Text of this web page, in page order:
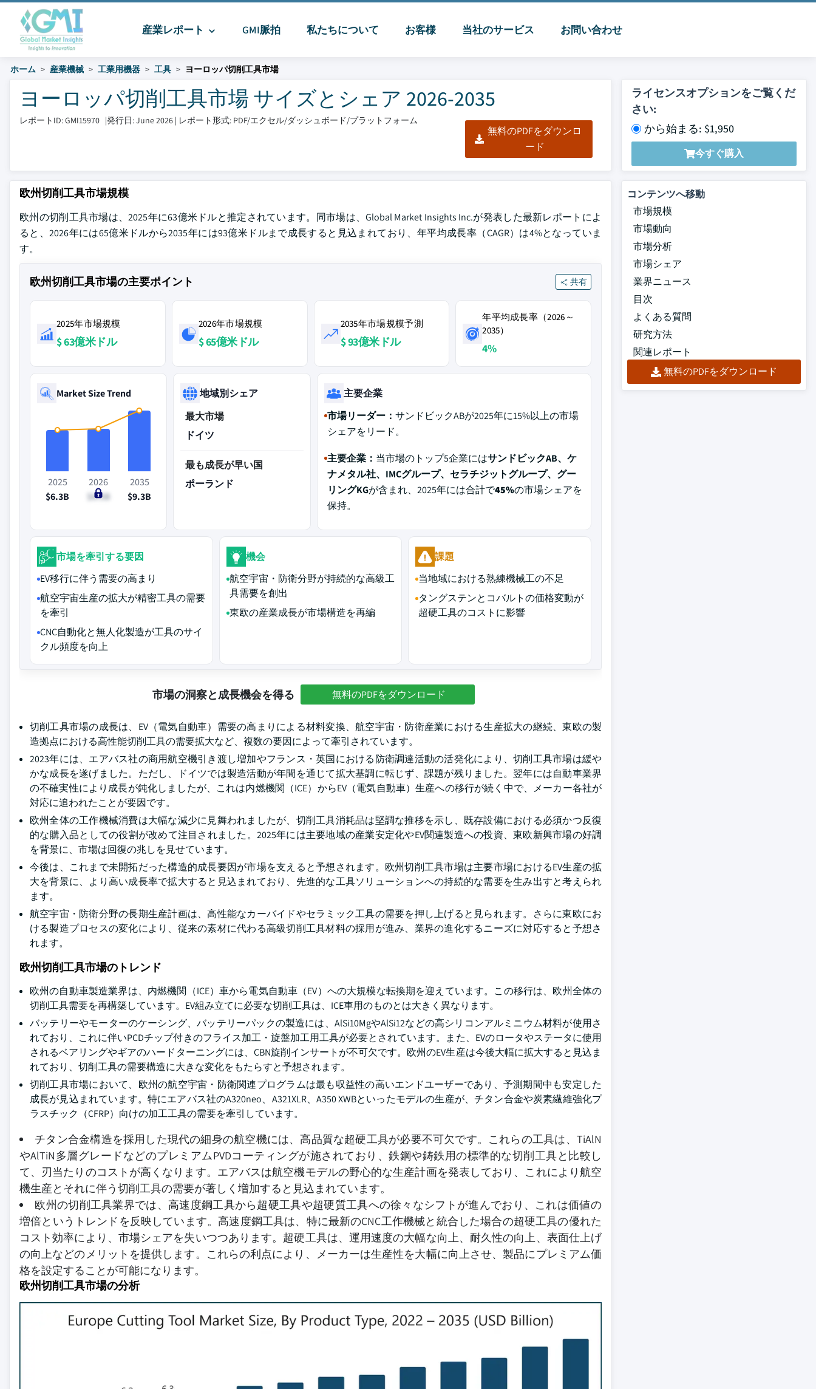
産業レポート GMI脈拍 私たちについて お客様 当社のサービス お問い合わせ
ホーム 産業機械 工業用機器 工具 ヨーロッパ切削工具市場
ヨーロッパ切削工具市場 サイズとシェア 2026-2035
レポートID: GMI15970 |発行日: June 2026 | レポート形式: PDF/エクセル/ダッシュボード/プラットフォーム
無料のPDFをダウンロ
ード
ライセンスオプションをご覧くだ
さい:
から始まる: $1,950
今すぐ購入
欧州切削工具市場規模
欧州の切削工具市場は、2025年に63億米ドルと推定されています。同市場は、Global Market Insights Inc.が発表した最新レポートによ
ると、2026年には65億米ドルから2035年には93億米ドルまで成長すると見込まれており、年平均成長率（CAGR）は4%となっていま
す。
欧州切削工具市場の主要ポイント 共有
2025年市場規模
$ 63億米ドル
2026年市場規模
$ 65億米ドル
2035年市場規模予測
$ 93億米ドル
年平均成長率（2026～
2035）
4%
Market Size Trend
2025
$6.3B
2026
$6.5B
2035
$9.3B
地域別シェア
最大市場
ドイツ
最も成長が早い国
ポーランド
主要企業
市場リーダー： サンドビックABが2025年に15%以上の市場
シェアをリード。
主要企業： 当市場のトップ5企業にはサンドビックAB、ケ
ナメタル社、IMCグループ、セラチジットグループ、グー
リングKGが含まれ、2025年には合計で45%の市場シェアを
保持。
市場を牽引する要因
EV移行に伴う需要の高まり
航空宇宙生産の拡大が精密工具の需要
を牽引
CNC自動化と無人化製造が工具のサイ
クル頻度を向上
機会
航空宇宙・防衛分野が持続的な高級工
具需要を創出
東欧の産業成長が市場構造を再編
課題
当地域における熟練機械工の不足
タングステンとコバルトの価格変動が
超硬工具のコストに影響
市場の洞察と成長機会を得る 無料のPDFをダウンロード
切削工具市場の成長は、EV（電気自動車）需要の高まりによる材料変換、航空宇宙・防衛産業における生産拡大の継続、東欧の製
造拠点における高性能切削工具の需要拡大など、複数の要因によって牽引されています。
2023年には、エアバス社の商用航空機引き渡し増加やフランス・英国における防衛調達活動の活発化により、切削工具市場は緩や
かな成長を遂げました。ただし、ドイツでは製造活動が年間を通じて拡大基調に転じず、課題が残りました。翌年には自動車業界
の不確実性により成長が鈍化しましたが、これは内燃機関（ICE）からEV（電気自動車）生産への移行が続く中で、メーカー各社が
対応に追われたことが要因です。
欧州全体の工作機械消費は大幅な減少に見舞われましたが、切削工具消耗品は堅調な推移を示し、既存設備における必須かつ反復
的な購入品としての役割が改めて注目されました。2025年には主要地域の産業安定化やEV関連製造への投資、東欧新興市場の好調
を背景に、市場は回復の兆しを見せています。
今後は、これまで未開拓だった構造的成長要因が市場を支えると予想されます。欧州切削工具市場は主要市場におけるEV生産の拡
大を背景に、より高い成長率で拡大すると見込まれており、先進的な工具ソリューションへの持続的な需要を生み出すと考えられ
ます。
航空宇宙・防衛分野の長期生産計画は、高性能なカーバイドやセラミック工具の需要を押し上げると見られます。さらに東欧にお
ける製造プロセスの変化により、従来の素材に代わる高級切削工具材料の採用が進み、業界の進化するニーズに対応すると予想さ
れます。
欧州切削工具市場のトレンド
欧州の自動車製造業界は、内燃機関（ICE）車から電気自動車（EV）への大規模な転換期を迎えています。この移行は、欧州全体の
切削工具需要を再構築しています。EV組み立てに必要な切削工具は、ICE車用のものとは大きく異なります。
バッテリーやモーターのケーシング、バッテリーパックの製造には、AlSi10MgやAlSi12などの高シリコンアルミニウム材料が使用さ
れており、これに伴いPCDチップ付きのフライス加工・旋盤加工用工具が必要とされています。また、EVのロータやステータに使用
されるベアリングやギアのハードターニングには、CBN旋削インサートが不可欠です。欧州のEV生産は今後大幅に拡大すると見込ま
れており、切削工具の需要構造に大きな変化をもたらすと予想されます。
切削工具市場において、欧州の航空宇宙・防衛関連プログラムは最も収益性の高いエンドユーザーであり、予測期間中も安定した
成長が見込まれています。特にエアバス社のA320neo、A321XLR、A350 XWBといったモデルの生産が、チタン合金や炭素繊維強化プ
ラスチック（CFRP）向けの加工工具の需要を牽引しています。
チタン合金構造を採用した現代の細身の航空機には、高品質な超硬工具が必要不可欠です。これらの工具は、TiAlN
やAlTiN多層グレードなどのプレミアムPVDコーティングが施されており、鉄鋼や鋳鉄用の標準的な切削工具と比較し
て、刃当たりのコストが高くなります。エアバスは航空機モデルの野心的な生産計画を発表しており、これにより航空
機生産とそれに伴う切削工具の需要が著しく増加すると見込まれています。
欧州の切削工具業界では、高速度鋼工具から超硬工具や超硬質工具への徐々なシフトが進んでおり、これは価値の
増倍というトレンドを反映しています。高速度鋼工具は、特に最新のCNC工作機械と統合した場合の超硬工具の優れた
コスト効率により、市場シェアを失いつつあります。超硬工具は、運用速度の大幅な向上、耐久性の向上、表面仕上げ
の向上などのメリットを提供します。これらの利点により、メーカーは生産性を大幅に向上させ、製品にプレミアム価
格を設定することが可能になります。
欧州切削工具市場の分析
コンテンツへ移動
市場規模
市場動向
市場分析
市場シェア
業界ニュース
目次
よくある質問
研究方法
関連レポート
無料のPDFをダウンロード